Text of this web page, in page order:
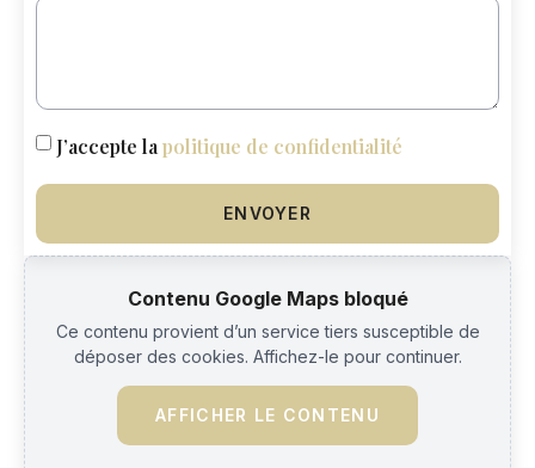
Contenu Google Maps bloqué
Ce contenu provient d’un service tiers susceptible de
déposer des cookies. Affichez-le pour continuer.
AFFICHER LE CONTENU
J’accepte lapolitique de confidentialité
ENVOYER